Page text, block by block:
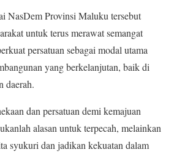
NasDem Provinsi Maluku tersebut
untuk terus merawat semangat
persatuan sebagai modal utama
yang berkelanjutan, baik di
daerah.
dan persatuan demi kemajuan
alasan untuk terpecah, melainkan
syukuri dan jadikan kekuatan dalam